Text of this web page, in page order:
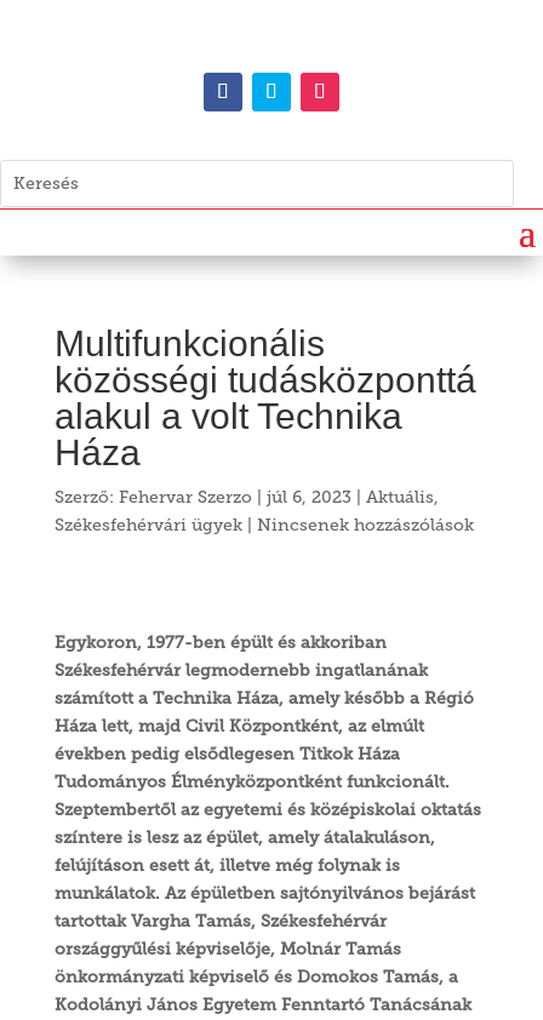
Multifunkcionális
közösségi tudásközponttá
alakul a volt Technika
Háza
Szerző: Fehervar Szerzo júl 6, 2023 Aktuális,
Székesfehérvári ügyek| Nincsenek hozzászólások
Egykoron, 1977-ben épült és akkoriban
Székesfehérvár legmodernebb ingatlanának
számított a Technika Háza, amely később a Régió
Háza lett, majd Civil Központként, az elmúlt
években pedig elsődlegesen Titkok Háza
Tudományos Élményközpontként funkcionált.
Szeptembertől az egyetemi és középiskolai oktatás
színtere is lesz az épület, amely átalakuláson,
felújításon esett át, illetve még folynak is
munkálatok. Az épületben sajtónyilvános bejárást
tartottak Vargha Tamás, Székesfehérvár
országgyűlési képviselője, Molnár Tamás
önkormányzati képviselő és Domokos Tamás, a
Kodolányi János Egyetem Fenntartó Tanácsának